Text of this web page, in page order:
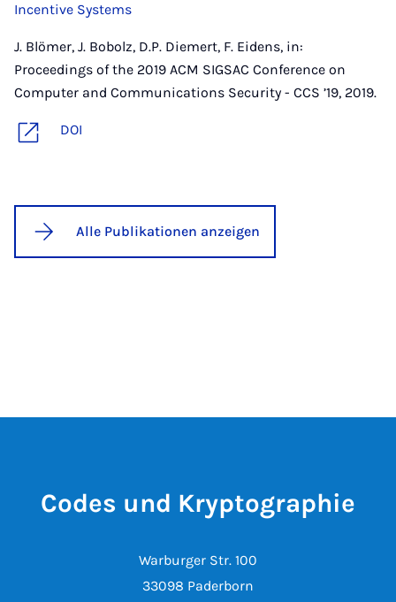
Incentive Systems
J. Blömer, J. Bobolz, D.P. Diemert, F. Eidens, in:
Proceedings of the 2019 ACM SIGSAC Conference on
Computer and Communications Security - CCS ’19, 2019.
DOI
Alle Publikationen anzeigen
Codes und Kryptographie
Warburger Str. 100
33098 Paderborn